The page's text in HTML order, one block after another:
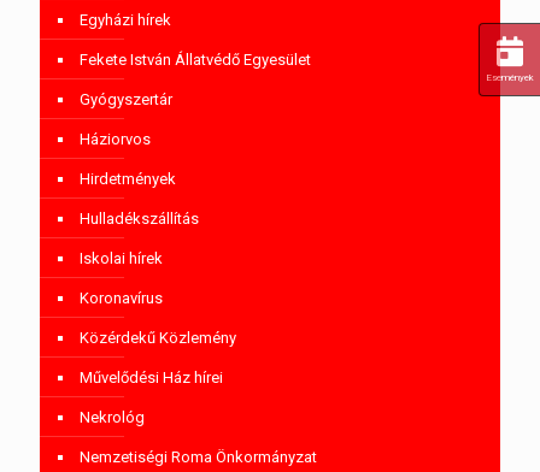
Egyházi hírek
Fekete István Állatvédő Egyesület
Gyógyszertár
Háziorvos
Hirdetmények
Hulladékszállítás
Iskolai hírek
Koronavírus
Közérdekű Közlemény
Művelődési Ház hírei
Nekrológ
Nemzetiségi Roma Önkormányzat
Események